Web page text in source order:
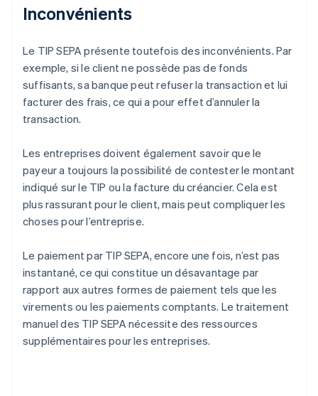
Inconvénients
Le TIP SEPA présente toutefois des inconvénients. Par
exemple, si le client ne possède pas de fonds
suffisants, sa banque peut refuser la transaction et lui
facturer des frais, ce qui a pour effet d’annuler la
transaction.
Les entreprises doivent également savoir que le
payeur a toujours la possibilité de contester le montant
indiqué sur le TIP ou la facture du créancier. Cela est
plus rassurant pour le client, mais peut compliquer les
choses pour l’entreprise.
Le paiement par TIP SEPA, encore une fois, n’est pas
instantané, ce qui constitue un désavantage par
rapport aux autres formes de paiement tels que les
virements ou les paiements comptants. Le traitement
manuel des TIP SEPA nécessite des ressources
supplémentaires pour les entreprises.